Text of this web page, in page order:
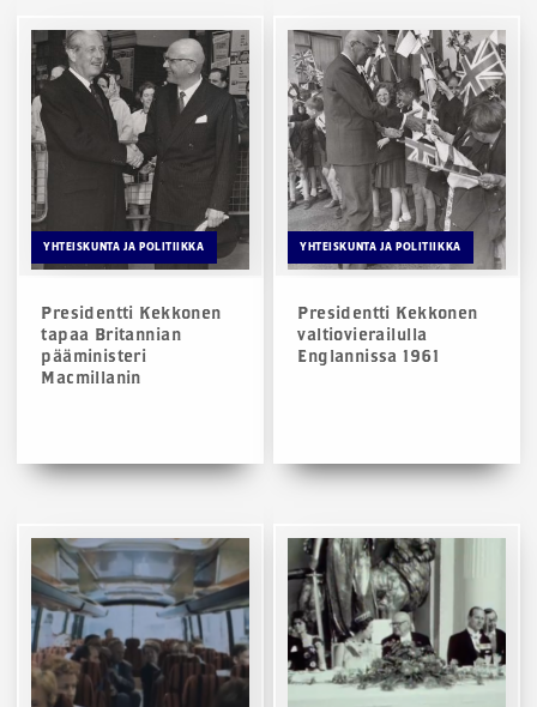
YHTEISKUNTA JA POLITIIKKA
Presidentti Kekkonen
tapaa Britannian
pääministeri
Macmillanin
YHTEISKUNTA JA POLITIIKKA
Presidentti Kekkonen
valtiovierailulla
Englannissa 1961